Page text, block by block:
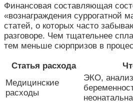
Финансовая составляющая
«вознаграждения суррогатной
статей, о которых часто
разговоре. Чем тщательнее
тем меньше сюрпризов в
Статья расхода
Медицинские
расходы
ЭКО,